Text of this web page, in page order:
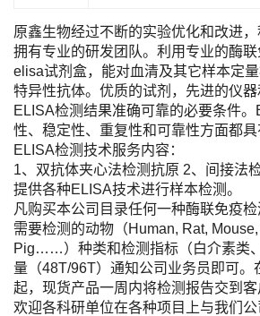
原鑫生物经过不断的实验优化和改进，
拥有专业的研发团队。利用专业的酶
elisa试剂盒，能对血清及其它样本定量
特异性抗体。优质的试剂，先进的仪
ELISA检测结果准确可靠的必要条件
性、稳定性、重复性和可靠性方面都
ELISA检测技术服务内容：
1、双抗体夹心法检测抗原 2、间接法
提供各种ELISA技术进行样本检测。
凡购买本公司目录任何一种酶联免疫
需要检测的动物（Human, Rat,
Pig……）种类和检测指标（白介素类
量（48T/96T）通知公司业务员即可。
起，现货产品一周内将检测报告交到客
欢迎各科研单位在各种项目上与我们